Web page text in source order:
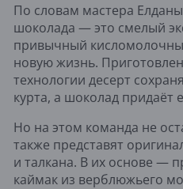
По словам мастера
шоколада — это смелый
привычный
новую жизнь.
технологии десерт
курта, а шоколад придаёт
Но на этом команда не
также представят
и талкана. В их основе —
каймак из верблюжьего